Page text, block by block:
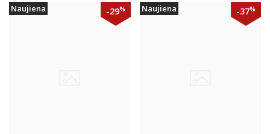
Naujiena -29% Naujiena -37%